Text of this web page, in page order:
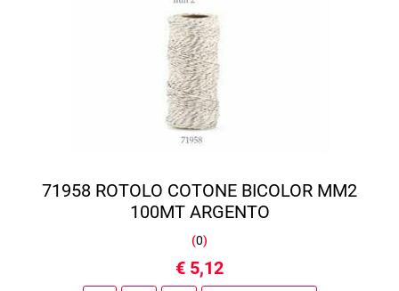
71958 ROTOLO COTONE BICOLOR MM2
100MT ARGENTO
(0)
€ 5,12